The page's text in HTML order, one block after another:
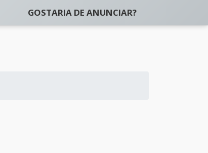
GOSTARIA DE ANUNCIAR?